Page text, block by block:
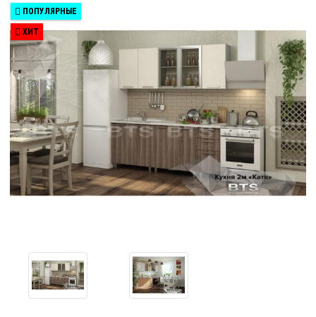
ПОПУЛЯРНЫЕ
ХИТ